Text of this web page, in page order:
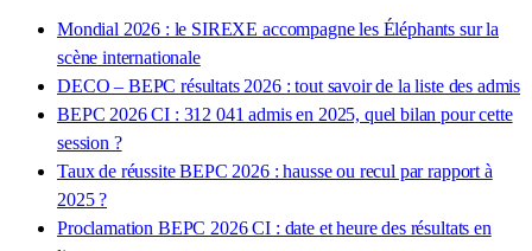
Mondial 2026 : le SIREXE accompagne les Éléphants sur la
scène internationale
DECO – BEPC résultats 2026 : tout savoir de la liste des admis
BEPC 2026 CI : 312 041 admis en 2025, quel bilan pour cette
session ?
Taux de réussite BEPC 2026 : hausse ou recul par rapport à
2025 ?
Proclamation BEPC 2026 CI : date et heure des résultats en